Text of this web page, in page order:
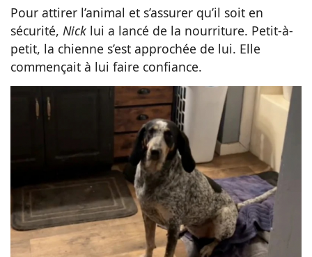
Pour attirer l’animal et s’assurer qu’il soit en
sécurité, Nick lui a lancé de la nourriture. Petit-à-
petit, la chienne s’est approchée de lui. Elle
commençait à lui faire confiance.